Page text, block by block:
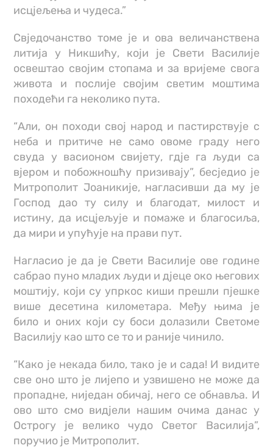
исцјељења и чудеса.”
Свједочанство томе је и ова величанствена
литија у Никшићу, који је Свети Василије
освештао својим стопама и за вријеме свога
живота и послије својим светим моштима
походећи га неколико пута.
“Али, он походи свој народ и пастирствује с
неба и притиче не само овоме граду него
свуда у васионом свијету, гдје га људи са
вјером и побожношћу призивају”, бесједио је
Митрополит Јоаникије, нагласивши да му је
Господ дао ту силу и благодат, милост и
истину, да исцјељује и помаже и благосиља,
да мири и упућује на прави пут.
Нагласио је да је Свети Василије ове године
сабрао пуно младих људи и дјеце око његових
моштију, који су упркос киши прешли пјешке
више десетина километара. Међу њима је
било и оних који су боси долазили Светоме
Василију као што се то и раније чинило.
“Како је некада било, тако је и сада! И видите
све оно што је лијепо и узвишено не може да
пропадне, ниједан обичај, него се обнавља. И
ово што смо видјели нашим очима данас у
Острогу је велико чудо Светог Василија”,
поручио је Митрополит.